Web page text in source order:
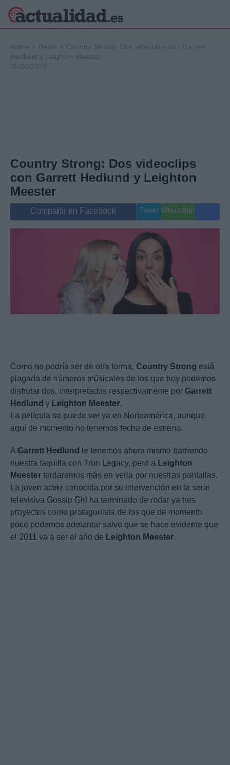
Internacional
Viajes
Gente
Musica
Home » Gente » Country Strong: Dos videoclips con Garrett
Hedlund y Leighton Meester
26/05/2020
Country Strong: Dos videoclips
con Garrett Hedlund y Leighton
Meester
Compartir en Facebook Tweet WhatsApp
Como no podría ser de otra forma, Country Strong está
plagada de números músicales de los que hoy podemos
disfrutar dos, interpretados respectivamente por Garrett
Hedlund y Leighton Meester.
La película se puede ver ya en Norteamérica, aunque
aquí de momento no tenemos fecha de estreno.
A Garrett Hedlund
le tenemos ahora mismo barriendo
nuestra taquilla con Tron Legacy, pero a Leighton
Meester tardaremos más en verla por nuestras pantallas.
La joven actriz conocida por su intervención en la serie
televisiva Gossip Girl ha terminado de rodar ya tres
proyectos como protagonista de los que de momento
poco podemos adelantar salvo que se hace evidente que
el 2011 va a ser el año de Leighton Meester.